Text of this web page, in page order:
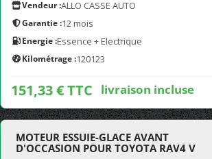
Vendeur :ALLO CASSE AUTO
Garantie :12 mois
Energie :Essence + Electrique
Kilométrage :120123
151,33 € TTC livraison incluse
MOTEUR ESSUIE-GLACE AVANT
D'OCCASION POUR TOYOTA RAV4 V